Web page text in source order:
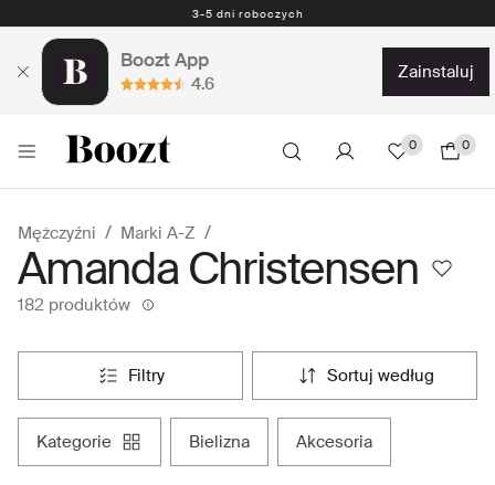
3-5 dni roboczych
Darmowe zwroty - 30 dni Darmowe zwroty z przedpłaconą etykietą
Boozt App
4.6
zainstaluj
0 0
Mężczyźni Marki A-Z
Amanda Christensen
182 produktów
filtry sortuj według
kategorie bielizna akcesoria